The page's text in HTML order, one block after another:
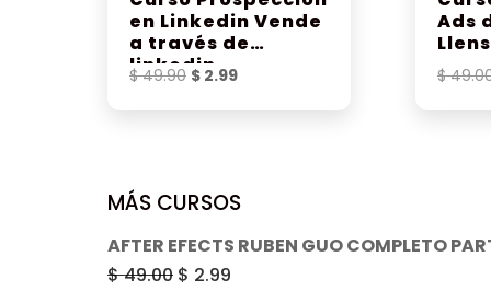
en Linkedin Vende
a través de
linkedin
$49.90 El
$ 2.99El
Ads
$
MÁS CURSOS
AFTER EFECTS RUBEN GUO COMPLETO
$49.00 El
$ 2.99